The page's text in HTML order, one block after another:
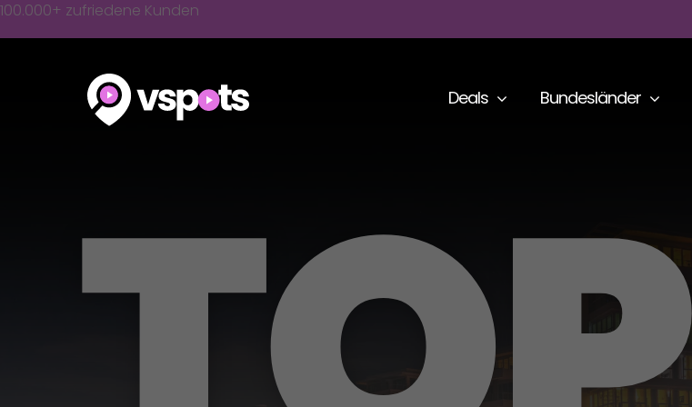
Skip
100.000+ zufriedene Kunden
Deals Bundesländer